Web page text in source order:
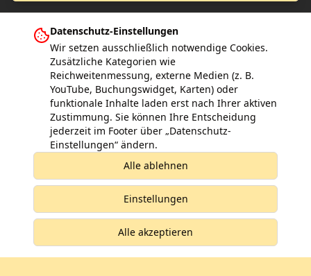
Weitere Kick-Point Schulen in Deutschland
HamburgBad Vilbel Frankfurt am Main Gernsheim Gross-Gerau
KelkheimMainzRüsselsheimBad HomburgEgelsbachGinsheim
Eddersheim
Die Familienkampfkunstschule!
ImpressumDatenschutzKI-TransparenzKündigung
LLMs.txt (Info für KI)
Datenschutz-Einstellungen
Datenschutz-Einstellungen
Wir setzen ausschließlich notwendige Cookies.
Zusätzliche Kategorien wie
Reichweitenmessung, externe Medien (z. B.
YouTube, Buchungswidget, Karten) oder
funktionale Inhalte laden erst nach Ihrer aktiven
Zustimmung. Sie können Ihre Entscheidung
jederzeit im Footer über „Datenschutz-
Einstellungen“ ändern.
Alle ablehnen
Einstellungen
Alle akzeptieren